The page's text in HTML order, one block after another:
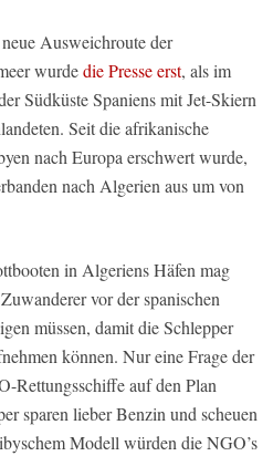
Ausweichroute der
wurdedie Presse erst, als im
Südküste Spaniens mit Jet-Skiern
Seit die afrikanische
nach Europa erschwert wurde,
nach Algerien aus um von
in Algeriens Häfen mag
vor der spanischen
müssen, damit die Schlepper
können. Nur eine Frage der
Rettungsschiffe auf den Plan
sparen lieber Benzin und scheuen
Modell würden die NGO’s